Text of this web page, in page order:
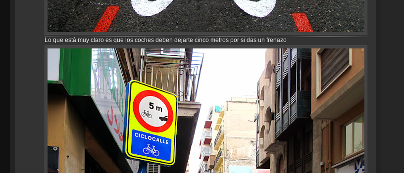
Lo que está muy claro es que los coches deben dejarte cinco metros por si das un frenazo